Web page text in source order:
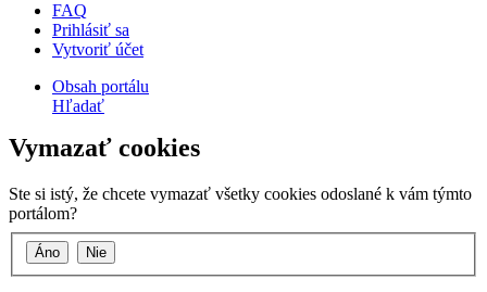
FAQ
Prihlásiť sa
Vytvoriť účet
Obsah portálu
Hľadať
Vymazať cookies
Ste si istý, že chcete vymazať všetky cookies odoslané k vám týmto
portálom?